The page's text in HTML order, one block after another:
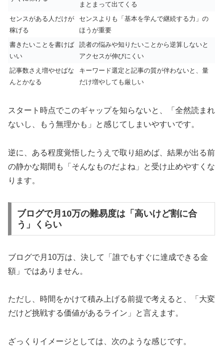
まとまって出てくる
センスがある人だけが
稼げる
センスよりも「基本を学んで継続する力」の
ほうが重要
書きたいことを書けば
いい
読者の悩みや知りたいことから逆算しないと
アクセスが伸びにくい
記事数さえ増やせばな
んとかなる
キーワード選定と記事の質が伴わないと、量
だけ増やしても厳しい
スタート時点でこのギャップを知らないと、「全然読まれ
ないし、もう無理かも」と感じてしまいやすいです。
逆に、ある程度覚悟したうえで取り組めば、結果が出る前
の静かな期間も「そんなものだよね」と受け止めやすくな
ります。
ブログで月10万の難易度は「高いけど割に合
う」くらい
ブログで月10万は、決して「誰でもすぐに達成できる金
額」ではありません。
ただし、時間をかけて積み上げる前提で考えると、「大変
だけど挑戦する価値があるライン」と言えます。
ざっくりイメージとしては、次のような感じです。